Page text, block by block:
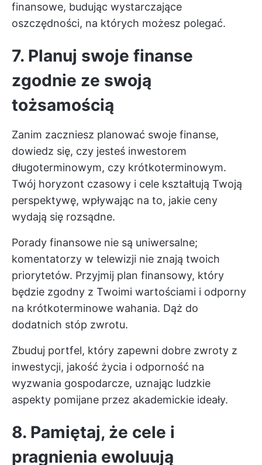
finansowe, budując wystarczające
oszczędności, na których możesz polegać.
7. Planuj swoje finanse
zgodnie ze swoją
tożsamością
Zanim zaczniesz planować swoje finanse,
dowiedz się, czy jesteś inwestorem
długoterminowym, czy krótkoterminowym.
Twój horyzont czasowy i cele kształtują Twoją
perspektywę, wpływając na to, jakie ceny
wydają się rozsądne.
Porady finansowe nie są uniwersalne;
komentatorzy w telewizji nie znają twoich
priorytetów. Przyjmij plan finansowy, który
będzie zgodny z Twoimi wartościami i odporny
na krótkoterminowe wahania. Dąż do
dodatnich stóp zwrotu.
Zbuduj portfel, który zapewni dobre zwroty z
inwestycji, jakość życia i odporność na
wyzwania gospodarcze, uznając ludzkie
aspekty pomijane przez akademickie ideały.
8. Pamiętaj, że cele i
pragnienia ewoluują